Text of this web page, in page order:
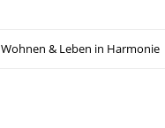
Wohnen & Leben in Harmonie